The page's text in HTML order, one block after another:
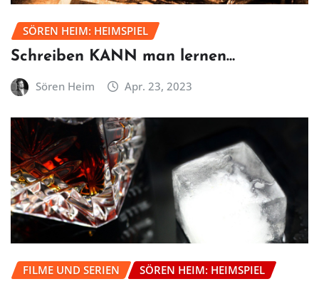
SÖREN HEIM: HEIMSPIEL
Schreiben KANN man lernen…
Sören Heim Apr. 23, 2023
FILME UND SERIEN SÖREN HEIM: HEIMSPIEL